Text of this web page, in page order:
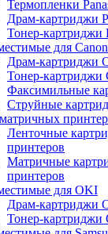
Термопленки
Драм-картриджи
Тонер-картриджи
для Canon
Драм-картриджи
Тонер-картриджи
Факсимильные
Струйные
Ленточные
принтеров
Матричные
принтеров
для OKI
Драм-картриджи
Тонер-картриджи